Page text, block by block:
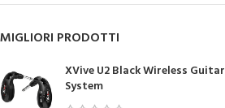
MIGLIORI PRODOTTI
XVive U2 Black Wireless Guitar
System